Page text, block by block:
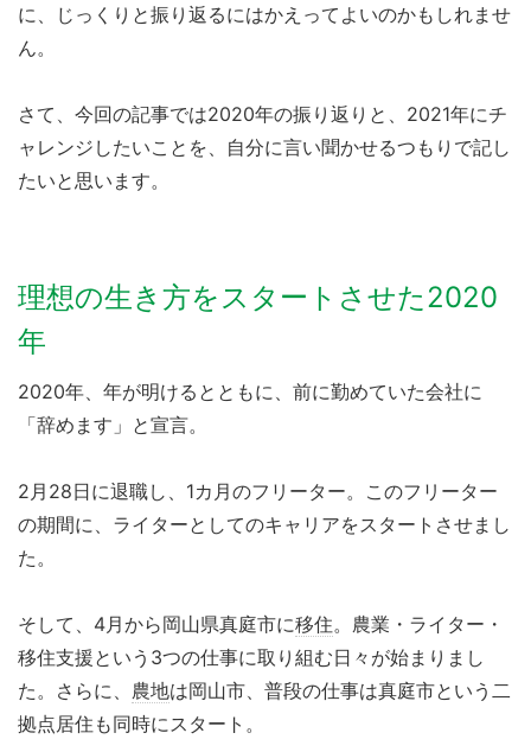
に、じっくりと振り返るにはかえってよいのかもしれませ
ん。
さて、今回の記事では2020年の振り返りと、2021年にチ
ャレンジしたいことを、自分に言い聞かせるつもりで記し
たいと思います。
理想の生き方をスタートさせた2020
年
2020年、年が明けるとともに、前に勤めていた会社に
「辞めます」と宣言。
2月28日に退職し、1カ月のフリーター。このフリーター
の期間に、ライターとしてのキャリアをスタートさせまし
た。
そして、4月から岡山県真庭市に移住。農業・ライター・
移住支援という3つの仕事に取り組む日々が始まりまし
た。さらに、 農地は岡山市、普段の仕事は真庭市という二
拠点居住も同時にスタート。